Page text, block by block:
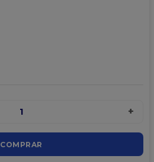
1 +
COMPRAR